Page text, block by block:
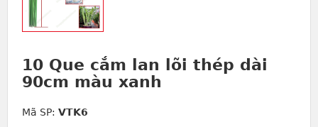
10 Que cắm lan lõi thép dài
90cm màu xanh
Mã SP: VTK6